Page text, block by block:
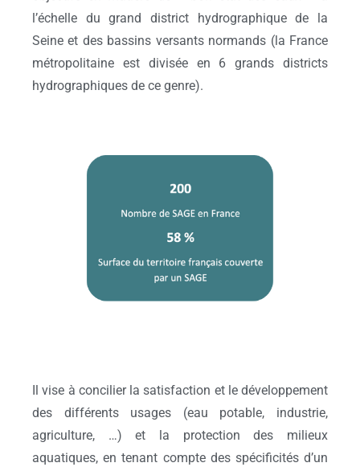
l’échelle du grand district hydrographique de la
Seine et des bassins versants normands (la France
métropolitaine est divisée en 6 grands districts
hydrographiques de ce genre).
Il vise à concilier la satisfaction et le développement
des différents usages (eau potable, industrie,
agriculture, …) et la protection des milieux
aquatiques, en tenant compte des spécificités d’un